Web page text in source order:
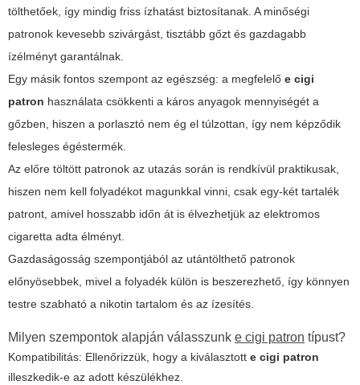
tölthetőek, így mindig friss ízhatást biztosítanak. A minőségi
patronok kevesebb szivárgást, tisztább gőzt és gazdagabb
ízélményt garantálnak.
Egy másik fontos szempont az egészség: a megfelelő e cigi
patron használata csökkenti a káros anyagok mennyiségét a
gőzben, hiszen a porlasztó nem ég el túlzottan, így nem képződik
felesleges égéstermék.
Az előre töltött patronok az utazás során is rendkívül praktikusak,
hiszen nem kell folyadékot magunkkal vinni, csak egy-két tartalék
patront, amivel hosszabb időn át is élvezhetjük az elektromos
cigaretta adta élményt.
Gazdaságosság szempontjából az utántölthető patronok
előnyösebbek, mivel a folyadék külön is beszerezhető, így könnyen
testre szabható a nikotin tartalom és az ízesítés.
Milyen szempontok alapján válasszunk e cigi patron típust?
Kompatibilitás: Ellenőrizzük, hogy a kiválasztott e cigi patron
illeszkedik-e az adott készülékhez.